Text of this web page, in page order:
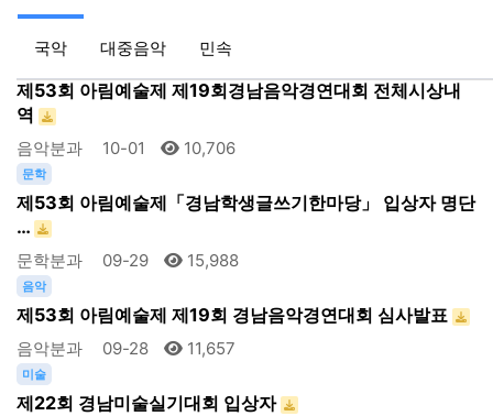
국악 대중음악 민속
아림예술제 08-27 13,932
제53회 아림예술제 제19회경남음악경연대회 전체시상내
역
음악분과 10-01 10,706
문학
제53회 아림예술제「경남학생글쓰기한마당」 입상자 명단
…
문학분과 09-29 15,988
음악
제53회 아림예술제 제19회 경남음악경연대회 심사발표
음악분과 09-28 11,657
미술
제22회 경남미술실기대회 입상자